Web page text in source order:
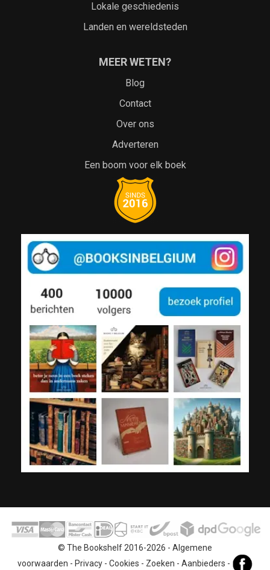
Lokale geschiedenis
Landen en wereldsteden
MEER WETEN?
Blog
Contact
Over ons
Adverteren
Een boom voor elk boek
© The Bookshelf 2016-2026 - Algemene
voorwaarden - Privacy- Cookies - Zoeken - Aanbieders -